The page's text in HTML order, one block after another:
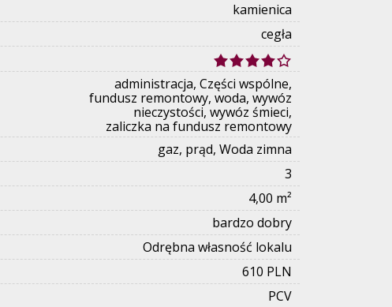
kamienica
cegła
administracja, Części wspólne,
fundusz remontowy, woda, wywóz
nieczystości, wywóz śmieci,
zaliczka na fundusz remontowy
gaz, prąd, Woda zimna
3
4,00 m²
bardzo dobry
Odrębna własność lokalu
610 PLN
PCV